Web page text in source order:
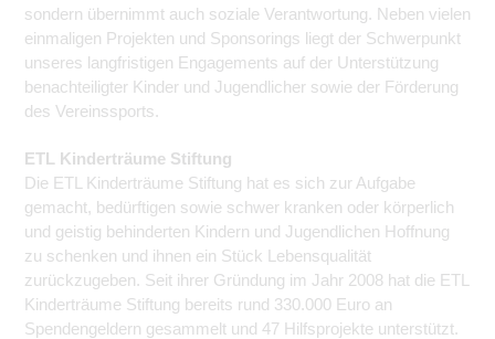
sondern übernimmt auch soziale Verantwortung. Neben vielen
einmaligen Projekten und Sponsorings liegt der Schwerpunkt
unseres langfristigen Engagements auf der Unterstützung
benachteiligter Kinder und Jugendlicher sowie der Förderung
des Vereinssports.
ETL Kinderträume Stiftung
Die ETL Kinderträume Stiftung hat es sich zur Aufgabe
gemacht, bedürftigen sowie schwer kranken oder körperlich
und geistig behinderten Kindern und Jugendlichen Hoffnung
zu schenken und ihnen ein Stück Lebensqualität
zurückzugeben. Seit ihrer Gründung im Jahr 2008 hat die ETL
Kinderträume Stiftung bereits rund 330.000 Euro an
Spendengeldern gesammelt und 47 Hilfsprojekte unterstützt.